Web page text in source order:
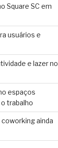
Square SC em
usuários e
e lazer no
espaços
trabalho
ainda